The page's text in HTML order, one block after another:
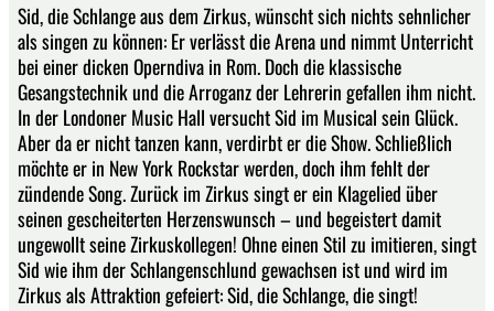
Sid, die Schlange aus dem Zirkus, wünscht sich nichts sehnlicher
als singen zu können: Er verlässt die Arena und nimmt Unterricht
bei einer dicken Operndiva in Rom. Doch die klassische
Gesangstechnik und die Arroganz der Lehrerin gefallen ihm nicht.
In der Londoner Music Hall versucht Sid im Musical sein Glück.
Aber da er nicht tanzen kann, verdirbt er die Show. Schließlich
möchte er in New York Rockstar werden, doch ihm fehlt der
zündende Song. Zurück im Zirkus singt er ein Klagelied über
seinen gescheiterten Herzenswunsch – und begeistert damit
ungewollt seine Zirkuskollegen! Ohne einen Stil zu imitieren, singt
Sid wie ihm der Schlangenschlund gewachsen ist und wird im
Zirkus als Attraktion gefeiert: Sid, die Schlange, die singt!